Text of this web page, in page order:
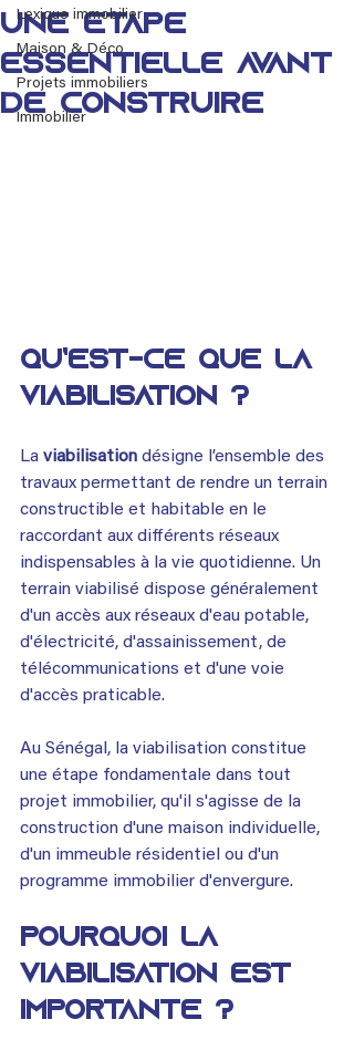
Lexique immobilier
Maison & Déco
Projets immobiliers
Immobilier
une étape
essentielle avant
de construire
Qu’est-ce que la
viabilisation ?
La viabilisation désigne l’ensemble des
travaux permettant de rendre un terrain
constructible et habitable en le
raccordant aux différents réseaux
indispensables à la vie quotidienne. Un
terrain viabilisé dispose généralement
d'un accès aux réseaux d'eau potable,
d'électricité, d'assainissement, de
télécommunications et d'une voie
d'accès praticable.
Au Sénégal, la viabilisation constitue
une étape fondamentale dans tout
projet immobilier, qu'il s'agisse de la
construction d'une maison individuelle,
d'un immeuble résidentiel ou d'un
programme immobilier d'envergure.
Pourquoi la
viabilisation est
importante ?